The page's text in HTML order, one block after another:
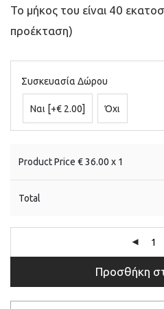
Το μήκος του είναι 40
προέκταση)
Συσκευασία Δώρου
Ναι [+€ 2.00] Όχι
Product Price €36.00 x 1
Total
Προσθήκη